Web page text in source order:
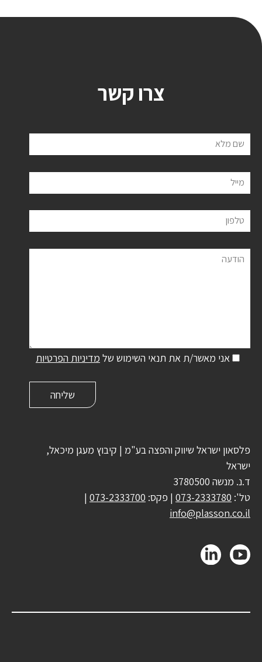
צרו קשר
שם מלא
מייל
טלפון
הודעה
אני מאשר/ת את תנאי השימוש של מדיניות הפרטיות
פלסאון ישראל שיווק והפצה בע"מ | קיבוץ מעגן מיכאל,
ישראל
ד.נ. מנשה 3780500
טל': 073-2333780 | פקס: 073-2333700
|
info@plasson.co.il